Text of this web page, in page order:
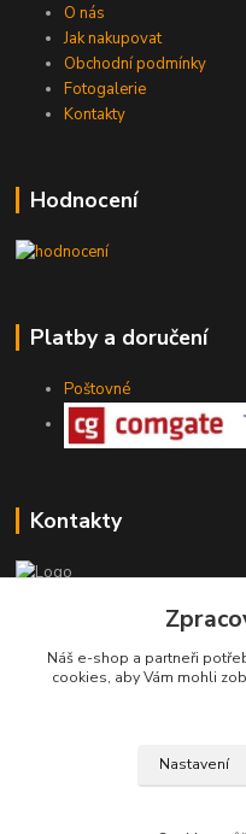
O nás
Jak nakupovat
Obchodní podmínky
Fotogalerie
Kontakty
Hodnocení
Platby a doručení
Poštovné
Kontakty
Náš e-shop a partneři
cookies, aby Vám mohli
Nastavení